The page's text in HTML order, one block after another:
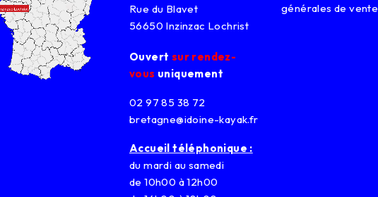
Rue du Blavet
56650 Inzinzac Lochrist
Ouvert sur rendez-
vous uniquement
02 97 85 38 72
bretagne@idoine-kayak.fr
Accueil téléphonique :
du mardi au samedi
de 10h00 à 12h00
générales de vente